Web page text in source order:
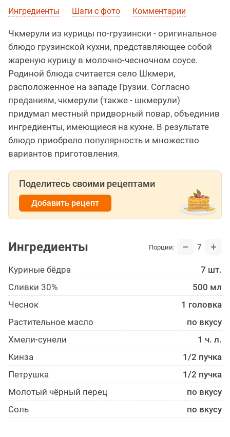
Ингредиенты Шаги с фото Комментарии
Чкмерули из курицы по-грузински - оригинальное
блюдо грузинской кухни, представляющее собой
жареную курицу в молочно-чесночном соусе.
Родиной блюда считается село Шкмери,
расположенное на западе Грузии. Согласно
преданиям, чкмерули (также - шкмерули)
придумал местный придворный повар, объединив
ингредиенты, имеющиеся на кухне. В результате
блюдо приобрело популярность и множество
вариантов приготовления.
Поделитесь своими рецептами
Добавить рецепт
Ингредиенты Порции: 7
Куриные бёдра
7 шт.
Сливки 30%
500 мл
Чеснок
1 головка
Растительное масло
по вкусу
Хмели-сунели
1 ч. л.
Кинза
1/2 пучка
Петрушка
1/2 пучка
Молотый чёрный перец
по вкусу
Соль
по вкусу